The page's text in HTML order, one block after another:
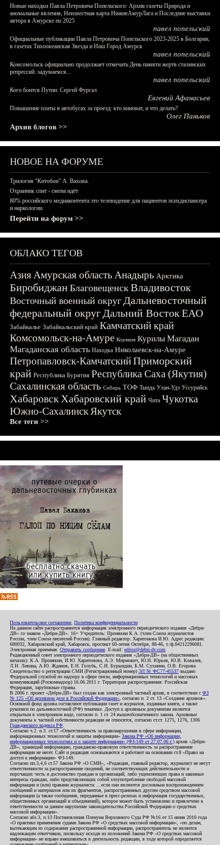
Новые находки Павла Петровича Попельского: Архив газеты Природа и
аномальные явления, Неизвестная карта НижнеАмурЛага и Последние выставки
автора в Амурске по 2025
павел попельский
Официальные публикации Павла Петровича Попельского 2023-2025 в Болгарии,
в газетах Тихоокеанская Звезда и Наш Город Амурск
павел попельский
Комсомольск официально продолжает отмечать День памяти жертв сталинских
репрессий: задумаемся...
павел попельский
Кого боится Путин: Сергей Фургал
Евгений Афанасьев
Повышение платы в автобусах за проезд: кто виноват, и что делать?
Олег Паньков
Архив блогов >>
НОВОЕ НА ФОРУМЕ
Трилогия "Китобои" А. Вахова.
Охранник спит - смена идёт
80% российского медиаконтента это телевидение для пациентов психдиспансера
и наркологии.
Перейти на форум >>
ОБЛАКО ТЕГОВ
АзияАмурская область Анадырь Арктика
БиробиджанБлаговещенскВладивосток
Восточный военный округДальневосточный
федеральный округДальний ВостокЕАО
Забайкалье Забайкальский край Камчатский край
Комсомольск-на-Амуре Корякия Курилы Магадан
Магаданская область Находка Николаевск-на-Амуре
Петропавловск-КамчатскийПриморский
край Республика Бурятия Республика Саха (Якутия)
Сахалинская область Сибирь ТОФ Тында Улан-Удэ Уссурийск
ХабаровскХабаровский край Чита Чукотка
Южно-СахалинскЯкутск
Все теги >>
Пользовательское соглашение Политика конфиденциальности
На данном сайте распространяется информация электронного периодического издания «Дебри-
ДВ» со знаком «Дебри-ДВ». 16+ Учредитель: Пронякин К.А. (член Союза журналистов
России, член Союза писателей России). Главный редактор: Харитонова И.Ю. Адрес редакции:
680032, Хабаровский край, Хабаровск, проспект 60-летия Октября, 88-46, т./ф.84212296081.
Электронная приемная: Отправить сообщение . E-mail: editor@debri-dv.com
Редакционный совет электронного периодического издания «Дебри-ДВ» (на общественных
началах): К.А. Пронякин, И.Ю. Харитонова, А.Э. Мирмович, Ю.Н. Юрьев, Ю.В. Ковалев,
Л.Н. Левина, А.Ю. Жданов, Е.Н. Голубь, С.Н. Бурындин, Б.М. Сухинин, О.В. Егорова
Свидетельство о регистрации СМИ (Регистрационный номер) ЭЛ № ФС77-45537 выдано
Федеральной службой по надзору в сфере связи, информационных технологий и массовых
коммуникаций (Роскомнадзор) 16.06.2011 г. Территория распространения: Российская
Федерация, зарубежные страны.
В 2006 г. проект «Дебри-ДВ» был создан как электронный частный архив, в соответствии с ФЗ
№ 125 «Об архивном деле в Российской Федерации» , согласно п. 2 ст. 13 «Создание архивов».
Основной фонд архива составляют публикации газет и журналов, изданные книги, а также
рукописи по дальневосточной (РФ) тематике. Доступ к архивным документам является
открытым в электронном виде, согласно п. 1 ст. 24 вышеобозначенного закона. Архивные
документы к частной собственности редакции не относятся, согласно ст.ст. 1275, 1276, 1306
Гражданского кодекса РФ
Согласно ч.2. п.3. ст.17 «Ответственность за правонарушения в сфере информации,
информационных технологий и защиты информации» Закона РФ «Об информации,
информационных технологиях и о защите информации» (ФЗ-149 от 27.07.06 г.) архив «Дебри-
ДВ», хранящий информацию, гражданско-правовую ответственность за распространение
информации не несет. Сайт и редакция основываются и работают на основании ст.8 «Право на
доступ к информации» ФЗ-149.
Согласно пп.3,4,6 ст.57 Закона РФ «О СМИ», «Редакция, главный редактор, журналист не несут
ответственности за распространение сведений, не соответствующих действительности и
порочащих честь и достоинство граждан и организаций, либо ущемляющих права и законные
интересы граждан, либо представляющих собой злоупотребление свободой массовой
информации и (или) правами журналиста: ...если они являются дословным воспроизведением
сообщений и материалов или их фрагментов, распространенных другим средством массовой
информации (а также сообщения, переданные в пресс-релизах и информация государственных,
общественных организаций и объединений), которое может быть установлено и привлечено к
ответственности за данное нарушение законодательства Российской Федерации о средствах
массовой информации».
Согласно абз.3, п.13 Постановления Пленума Верховного Суда РФ №16 от 15 июня 2010 года
«О практике применения судами Закона РФ «О средствах массовой информации», «по делам,
вытекающим из содержания распространенной информации, распространитель не является
надлежащим ответчиком, поскольку исходя из положений Закона РФ «О средствах массовой
информации» не вправе вмешиваться в деятельность редакции, в ходе которой определяется